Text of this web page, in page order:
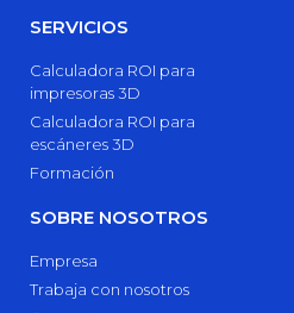
SERVICIOS
Calculadora ROI para
impresoras 3D
Calculadora ROI para
escáneres 3D
Formación
SOBRE NOSOTROS
Empresa
Trabaja con nosotros